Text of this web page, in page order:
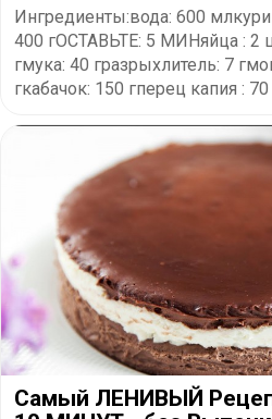
Ингредиенты:вода: 600
400 гОСТАВЬТЕ: 5 МИНяйца : 2
гмука: 40 гразрыхлитель: 7
гкабачок: 150 гперец капия : 70
Самый ЛЕНИВЫЙ